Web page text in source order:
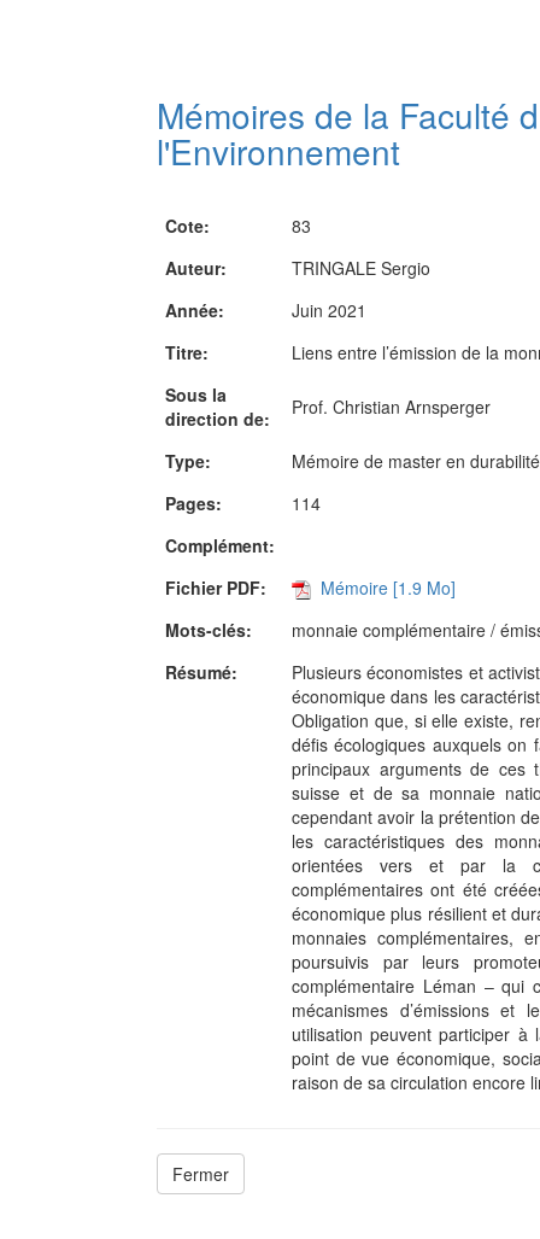
Mémoires de la Faculté
l'Environnement
Cote:
83
Auteur:
TRINGALE Sergio
Année:
Juin 2021
Titre:
Liens entre l’émission de la
Sous la
direction de:
Prof. Christian Arnsperger
Type:
Mémoire de master en durabilité
Pages:
114
Complément:
Fichier PDF:
Mémoire [1.9 Mo]
Mots-clés:
monnaie complémentaire /
Résumé:
Plusieurs économistes et
économique dans les
Obligation que, si elle existe,
défis écologiques auxquels on
principaux arguments de ces
suisse et de sa monnaie
cependant avoir la prétention
les caractéristiques des
orientées vers et par la
complémentaires ont été
économique plus résilient et
monnaies complémentaires,
poursuivis par leurs
complémentaire Léman – qui
mécanismes d’émissions et
utilisation peuvent participer à
point de vue économique,
raison de sa circulation encore
Fermer